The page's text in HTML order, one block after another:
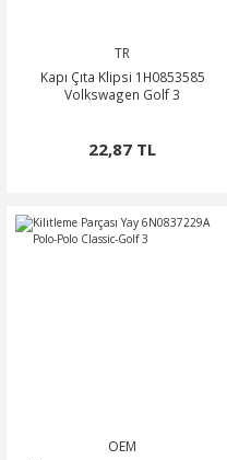
TR
Kapı Çıta Klipsi 1H0853585
Volkswagen Golf 3
22,87 TL
OEM